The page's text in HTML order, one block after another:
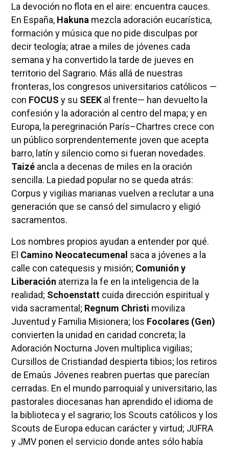
La devoción no flota en el aire: encuentra cauces.
En España, Hakuna mezcla adoración eucarística,
formación y música que no pide disculpas por
decir teología; atrae a miles de jóvenes cada
semana y ha convertido la tarde de jueves en
territorio del Sagrario. Más allá de nuestras
fronteras, los congresos universitarios católicos —
con FOCUS y su SEEKal frente— han devuelto la
confesión y la adoración al centro del mapa; y en
Europa, la peregrinación París–Chartres crece con
un público sorprendentemente joven que acepta
barro, latín y silencio como si fueran novedades.
Taizéancla a decenas de miles en la oración
sencilla. La piedad popular no se queda atrás:
Corpus y vigilias marianas vuelven a reclutar a una
generación que se cansó del simulacro y eligió
sacramentos.
Los nombres propios ayudan a entender por qué.
El Camino Neocatecumenal saca a jóvenes a la
calle con catequesis y misión; Comunión y
Liberación aterriza la fe en la inteligencia de la
realidad; Schoenstattcuida dirección espiritual y
vida sacramental; Regnum Christi moviliza
Juventud y Familia Misionera; los Focolares (Gen)
convierten la unidad en caridad concreta; la
Adoración Nocturna Joven multiplica vigilias;
Cursillos de Cristiandad despierta tibios; los retiros
de Emaús Jóvenes reabren puertas que parecían
cerradas. En el mundo parroquial y universitario, las
pastorales diocesanas han aprendido el idioma de
la biblioteca y el sagrario; los Scouts católicos y los
Scouts de Europa educan carácter y virtud; JUFRA
y JMV ponen el servicio donde antes sólo había